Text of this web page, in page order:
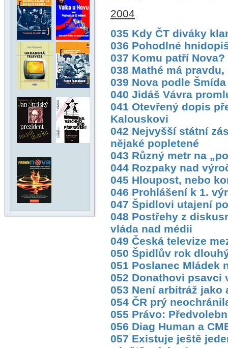
2004
035 Kdy ČT diváky
036 Pohodlné
037 Komu patří
038 Mathé má pravdu,
039 Nova podle Šmída
040 Jidáš Vávra
041 Otevřený dopis
Kalouskovi
042 Nejvyšší státní
nějaké popletené
043 Různý metr na
044 Rozpaky nad
045 Hloupost, nebo
046 Prohlášení k 1.
047 Špidlovi utajení
048 Postřehy z
vláda nad médii
049 Česká televize
050 Špidlův rok
051 Poslanec Mládek
052 Donathovi psavci
053 Není arbitráž jako
054 ČR prý
055 Právo:
056 Diag Human a
057 Existuje ještě